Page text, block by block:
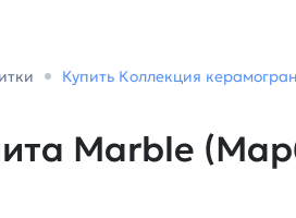
Купить Коллекция
Marble